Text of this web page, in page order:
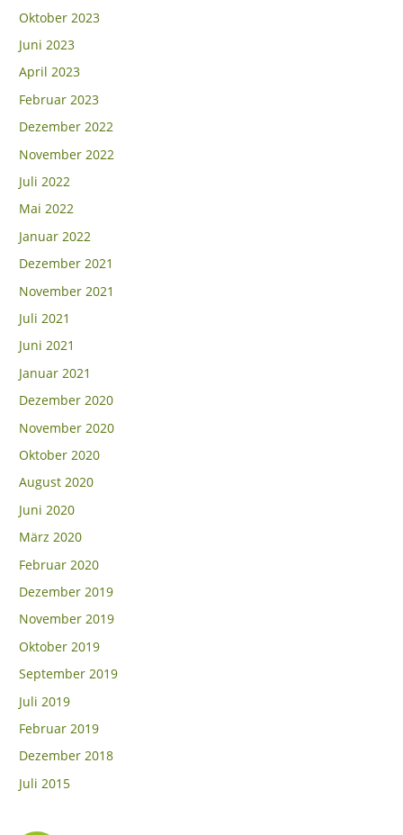
Oktober 2023
Juni 2023
April 2023
Februar 2023
Dezember 2022
November 2022
Juli 2022
Mai 2022
Januar 2022
Dezember 2021
November 2021
Juli 2021
Juni 2021
Januar 2021
Dezember 2020
November 2020
Oktober 2020
August 2020
Juni 2020
März 2020
Februar 2020
Dezember 2019
November 2019
Oktober 2019
September 2019
Juli 2019
Februar 2019
Dezember 2018
Juli 2015